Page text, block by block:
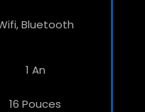
Bluetooth
1 An
16 Pouces